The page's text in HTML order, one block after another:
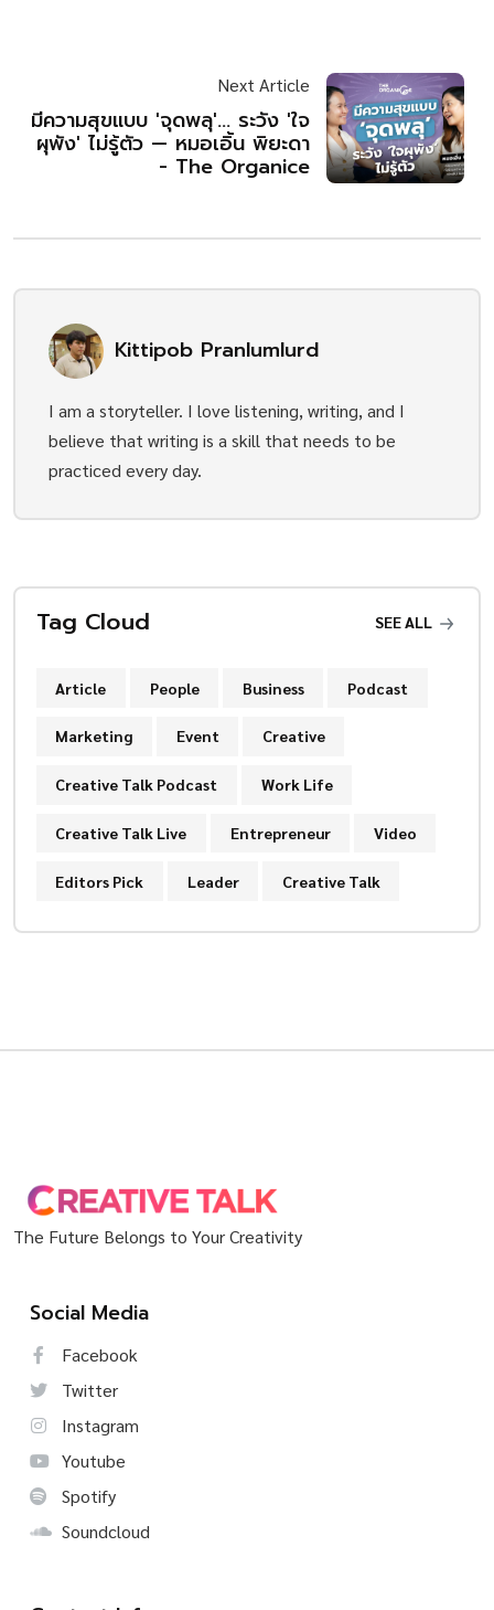
Next Article
มีความสุขแบบ 'จุดพลุ'... ระวัง 'ใจ
ผุพัง' ไม่รู้ตัว — หมอเอิ้น พิยะดา
- The Organice
Kittipob Pranlumlurd
I am a storyteller. I love listening, writing, and I
believe that writing is a skill that needs to be
practiced every day.
Tag Cloud SEE ALL
Article People Business Podcast
Marketing Event Creative
Creative Talk Podcast Work Life
Creative Talk Live Entrepreneur Video
Editors Pick Leader Creative Talk
The Future Belongs to Your Creativity
Social Media
Facebook
Twitter
Instagram
Youtube
Spotify
Soundcloud